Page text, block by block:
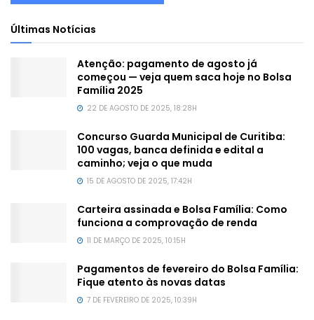
Últimas Notícias
Atenção: pagamento de agosto já
começou — veja quem saca hoje no Bolsa
Família 2025
22 DE AGOSTO DE 2025, 18:28H
Concurso Guarda Municipal de Curitiba:
100 vagas, banca definida e edital a
caminho; veja o que muda
15 DE AGOSTO DE 2025, 17:42H
Carteira assinada e Bolsa Família: Como
funciona a comprovação de renda
11 DE MARÇO DE 2025, 10:15H
Pagamentos de fevereiro do Bolsa Família:
Fique atento às novas datas
7 DE FEVEREIRO DE 2025, 10:39H